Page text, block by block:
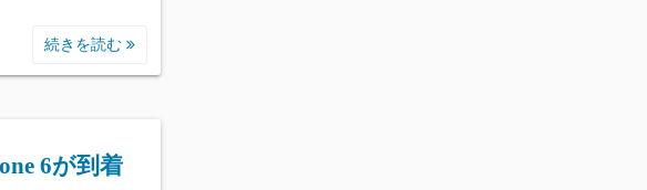
続きを読む
6が到着